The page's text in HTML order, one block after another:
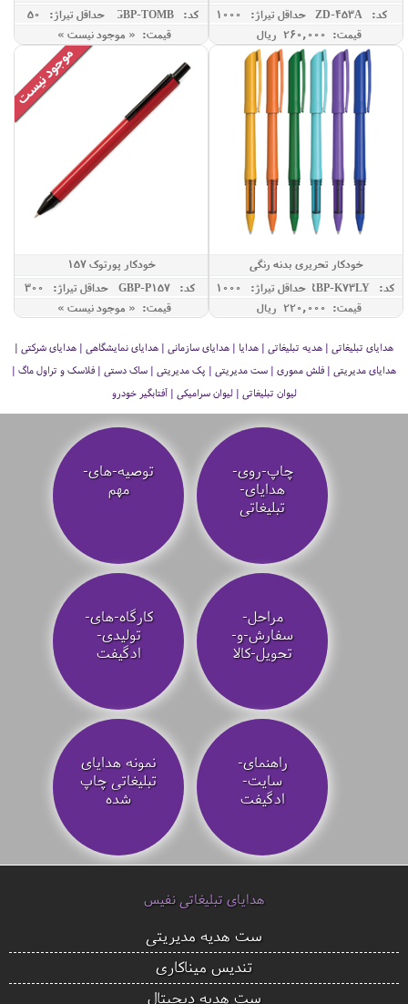
کد: ZD-453A
حداقل تيراژ: 1000
قیمت: 260,000 ريال
TOMB
کد: GBP-TOMB
حداقل تيراژ: 50
قیمت: « موجود نیست »
خودکار تحریری بدنه رنگی
کد: RBP-K73LY
حداقل تيراژ: 1000
قیمت: 220,000 ريال
خودکار پورتوک 157
کد: GBP-P157
حداقل تيراژ: 300
قیمت: « موجود نیست »
هدایای تبلیغاتی | هدیه تبلیغاتی | هدایا | هدایای سازمانی | هدایای نمایشگاهی | هدایای شرکتی |
هدایای مدیریتی | فلش مموری | ست مدیریتی | پک مدیریتی | ساک دستی | فلاسک و تراول ماگ |
لیوان تبلیغاتی | لیوان سرامیکی | آفتابگیر خودرو
چاپ-روی-
هدایای-
تبلیغاتی
توصیه‌-های-
مهم
مراحل-
سفارش-و-
تحویل-کالا
کارگاه-های-
تولیدی-
ادگیفت
راهنمای-
سایت-
ادگیفت
نمونه هدایای
تبلیغاتی چاپ
شده
هدایای تبلیغاتی نفیس
ست هدیه مدیریتی
تندیس میناکاری
ست هدیه دیجیتال